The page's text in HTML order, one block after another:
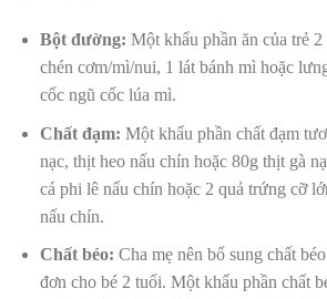
Bột đường: Một khẩu phần ăn của trẻ
chén cơm/mì/nui, 1 lát bánh mì hoặc
cốc ngũ cốc lúa mì.
Chất đạm: Một khẩu phần chất đạm
nạc, thịt heo nấu chín hoặc 80g thịt gà
cá phi lê nấu chín hoặc 2 quả trứng cỡ
nấu chín.
Chất béo: Cha mẹ nên bổ sung chất
đơn cho bé 2 tuổi. Một khẩu phần chất